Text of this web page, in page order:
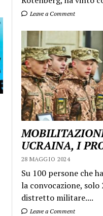
Leave a Comment
UCRAINA, I
28 MAGGIO 2024
Su 100 persone che
la convocazione, solo
distretto militare....
Leave a Comment